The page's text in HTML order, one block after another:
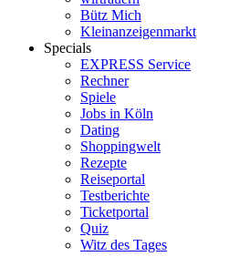
Bütz Mich
Kleinanzeigenmarkt
Specials
EXPRESS Service
Rechner
Spiele
Jobs in Köln
Dating
Shoppingwelt
Rezepte
Reiseportal
Testberichte
Ticketportal
Quiz
Witz des Tages